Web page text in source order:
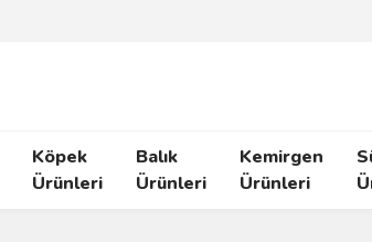
Köpek
Ürünleri
Balık
Ürünleri
Kemirgen
Ürünleri